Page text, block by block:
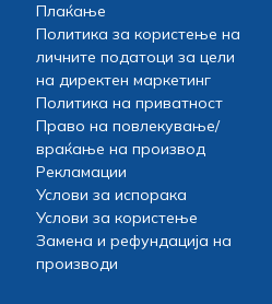
Плаќање
Политика за користење на
личните податоци за цели
на директен маркетинг
Политика на приватност
Право на повлекување/
враќање на производ
Рекламации
Услови за испорака
Услови за користење
Замена и рефундација на
производи